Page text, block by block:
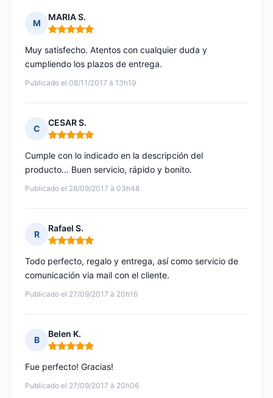
M
MARIA S.
Nota: 5 de 5
Publicado el 08/11/2017 à 13h19
Muy satisfecho. Atentos con cualquier duda y
cumpliendo los plazos de entrega.
C
CESAR S.
Nota: 5 de 5
Publicado el 28/09/2017 à 03h48
Cumple con lo indicado en la descripción del
producto... Buen servicio, rápido y bonito.
R
Rafael S.
Nota: 5 de 5
Publicado el 27/09/2017 à 20h16
Todo perfecto, regalo y entrega, así como servicio de
comunicación via mail con el cliente.
B
Belen K.
Nota: 5 de 5
Publicado el 27/09/2017 à 20h06
Fue perfecto! Gracias!